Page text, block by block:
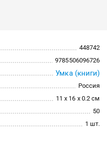
448742
9785506096726
Умка (книги)
Россия
11 x 16 x 0.2 см
50
1 шт.